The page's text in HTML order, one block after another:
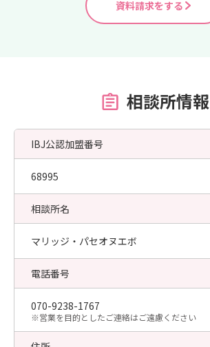
資料請求をする
相談所情報
IBJ公認加盟番号
68995
相談所名
マリッジ・パセオヌエボ
電話番号
070-9238-1767
​※営業を目的としたご連絡はご遠慮ください